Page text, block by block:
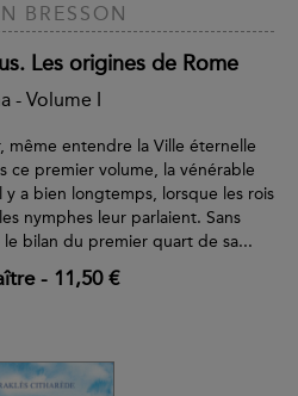
BRESSON
Les origines de Rome
- Volume I
même entendre la Ville éternelle
ce premier volume, la vénérable
y a bien longtemps, lorsque les rois
nymphes leur parlaient. Sans
le bilan du premier quart de sa...
- 11,50 €